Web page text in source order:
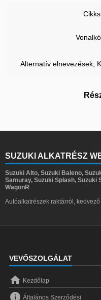
Alternatív elnevezések,
SUZUKI ALKATRÉSZ
Suzuki Alto, Suzuki Baleno,
Samuray, Suzuki Splash, Suzuki
WagonR
Autóalkatrészek raktárról,
VEVŐSZOLGÁLAT
 Kezdőlap
 Általános Szerződési